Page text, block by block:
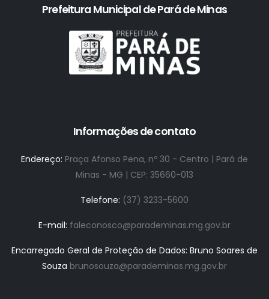
Prefeitura Municipal de Pará de Minas
Informações de contato
Endereço: Praça Afonso Pena, nº 30 - Centro | Pará de
Minas - MG | CEP: 35660-013
Telefone: (37) 3233-5600
E-mail: faleconosco@parademinas.mg.gov.br
Encarregado Geral de Proteção de Dados: Bruno Soares de
Souza brunosouza@parademinas.mg.gov.br